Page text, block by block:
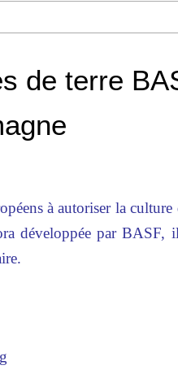
de terre
à autoriser la
développée par BASF,